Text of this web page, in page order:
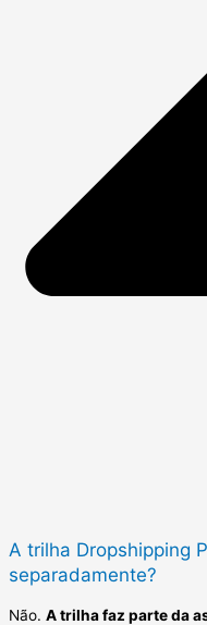
A trilha Dropshipping
separadamente?
Não. A trilha faz parte da